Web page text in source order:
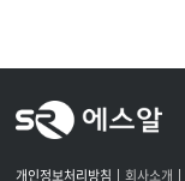
개인정보처리방침 회사소개